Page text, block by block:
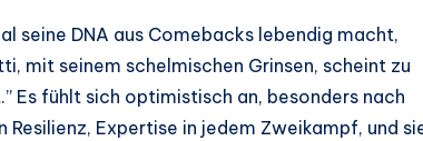
DNA aus Comebacks lebendig macht,
mit seinem schelmischen Grinsen, scheint zu
Es fühlt sich optimistisch an, besonders nach
Expertise in jedem Zweikampf, und